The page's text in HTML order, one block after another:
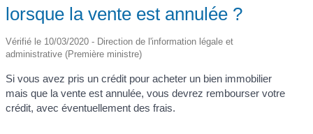
lorsque la vente est annulée ?
Vérifié le 10/03/2020 - Direction de l'information légale et
administrative (Première ministre)
Si vous avez pris un crédit pour acheter un bien immobilier
mais que la vente est annulée, vous devrez rembourser votre
crédit, avec éventuellement des frais.